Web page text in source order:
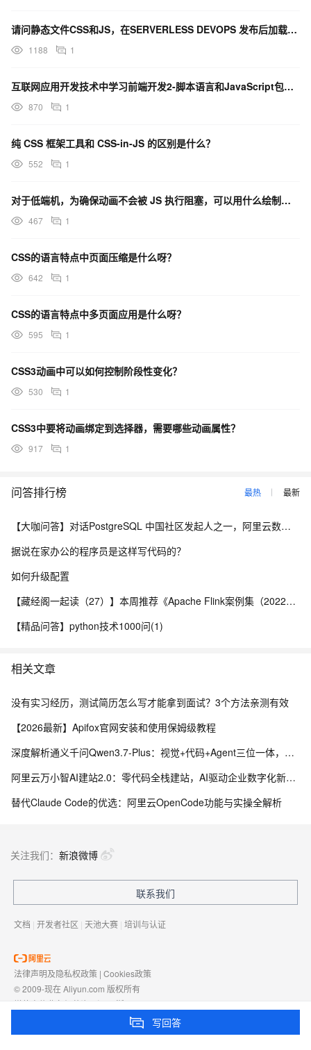
请问静态文件CSS和JS，在SERVERLESS DEVOPS 发布后加载不了怎么处理？PYTHON
1188 1
互联网应用开发技术中学习前端开发2-脚本语言和JavaScript包括哪些内容啊？
870 1
纯 CSS 框架工具和 CSS-in-JS 的区别是什么？
552 1
对于低端机，为确保动画不会被 JS 执行阻塞，可以用什么绘制动画？
467 1
CSS的语言特点中页面压缩是什么呀？
642 1
CSS的语言特点中多页面应用是什么呀？
595 1
CSS3动画中可以如何控制阶段性变化？
530 1
CSS3中要将动画绑定到选择器，需要哪些动画属性？
917 1
问答排行榜 最热 最新
【大咖问答】对话PostgreSQL 中国社区发起人之一，阿里云数据库高级专家 德哥
据说在家办公的程序员是这样写代码的？
如何升级配置
【藏经阁一起读（27）】本周推荐《Apache Flink案例集（2022版）》，你有哪些心得？
【精品问答】python技术1000问(1)
相关文章
没有实习经历，测试简历怎么写才能拿到面试？3个方法亲测有效
【2026最新】Apifox官网安装和使用保姆级教程
深度解析通义千问Qwen3.7-Plus：视觉+代码+Agent三位一体，全链路执行引擎
阿里云万小智AI建站2.0：零代码全栈建站，AI驱动企业数字化新入口
替代Claude Code的优选：阿里云OpenCode功能与实操全解析
写回答
关注我们： 新浪微博
联系我们
文档 | 开发者社区 | 天池大赛 | 培训与认证
法律声明及隐私权政策 | Cookies政策
© 2009-现在 Aliyun.com 版权所有
增值电信业务经营许可证： 浙B2-20080101
浙D3-20210002
浙公网安备 33010602009975号浙B2-20080101-4